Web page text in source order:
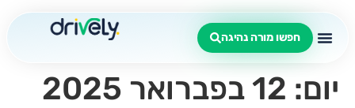
חפשו מורה נהיגה
יום: 12 בפברואר 2025